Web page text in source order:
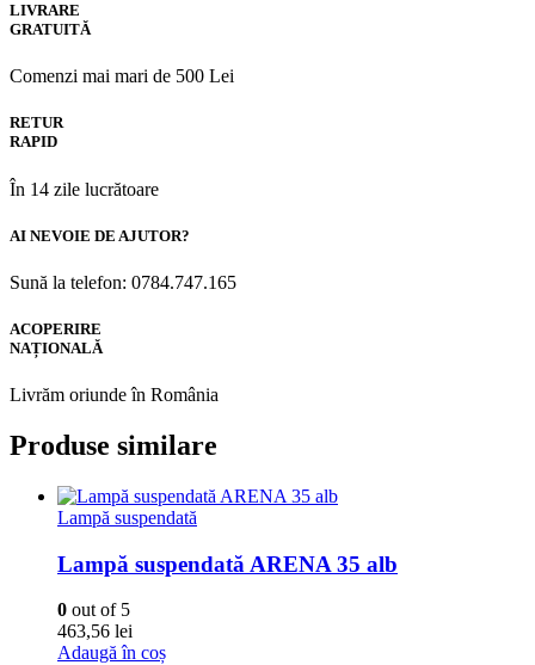
LIVRARE
GRATUITĂ
Comenzi mai mari de 500 Lei
RETUR
RAPID
În 14 zile lucrătoare
AI NEVOIE DE AJUTOR?
Sună la telefon: 0784.747.165
ACOPERIRE
NAȚIONALĂ
Livrăm oriunde în România
Produse similare
Lampă suspendată
Lampă suspendată ARENA 35 alb
0 out of 5
463,56 lei
Adaugă în coș